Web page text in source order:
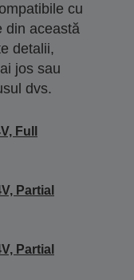
cu
din această
detalii,
jos sau
dvs.
Full
Partial
Partial